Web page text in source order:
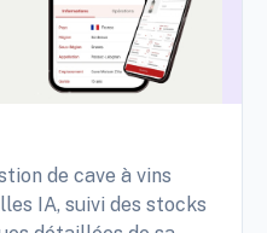
de cave à vins
IA, suivi des stocks